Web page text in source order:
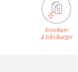
Brochure
à télécharger